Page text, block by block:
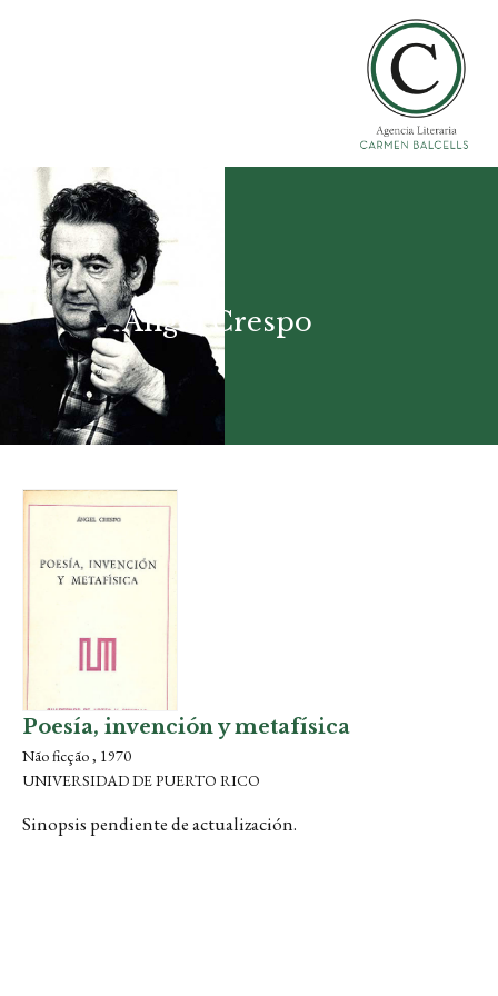
Ángel Crespo
Poesía, invención y metafísica
Não ficção , 1970
UNIVERSIDAD DE PUERTO RICO
Sinopsis pendiente de actualización.